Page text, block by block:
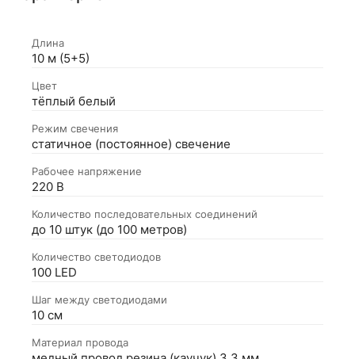
Длина
10 м (5+5)
Цвет
тёплый белый
Режим свечения
статичное (постоянное) свечение
Рабочее напряжение
220 В
Количество последовательных соединений
до 10 штук (до 100 метров)
Количество светодиодов
100 LED
Шаг между светодиодами
10 см
Материал провода